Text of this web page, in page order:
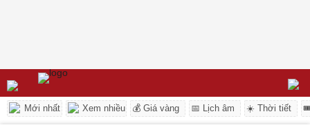
Mới nhất Xem nhiều 💰 Giá vàng 📅 Lịch âm ☀️ Thời tiết